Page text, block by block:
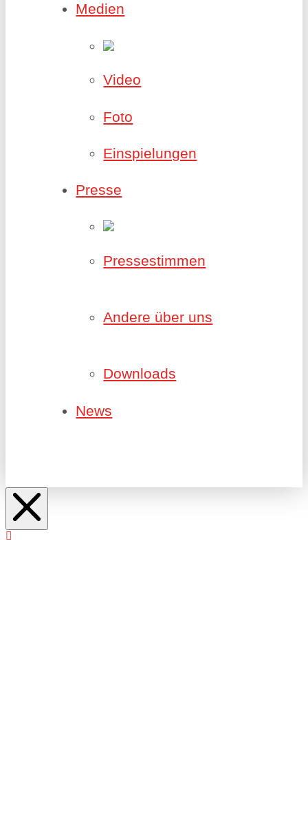
Medien
Video
Foto
Einspielungen
Presse
Pressestimmen
Andere über uns
Downloads
News